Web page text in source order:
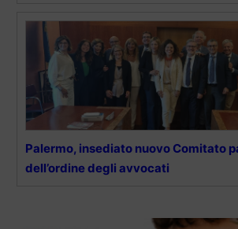
Palermo, insediato nuovo Comitato
dell’ordine degli avvocati